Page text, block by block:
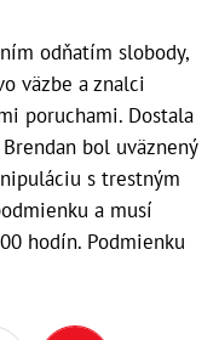
odňatím slobody,
väzbe a znalci
poruchami. Dostala
bol uväznený
s trestným
a musí
hodín. Podmienku